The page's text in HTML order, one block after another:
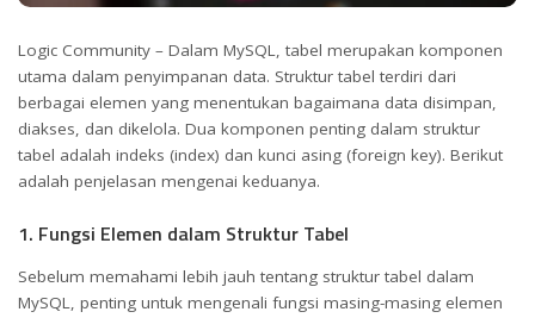
Logic Community – Dalam MySQL, tabel merupakan komponen
utama dalam penyimpanan data. Struktur tabel terdiri dari
berbagai elemen yang menentukan bagaimana data disimpan,
diakses, dan dikelola. Dua komponen penting dalam struktur
tabel adalah indeks (index) dan kunci asing (foreign key). Berikut
adalah penjelasan mengenai keduanya.
1. Fungsi Elemen dalam Struktur Tabel
Sebelum memahami lebih jauh tentang struktur tabel dalam
MySQL, penting untuk mengenali fungsi masing-masing elemen